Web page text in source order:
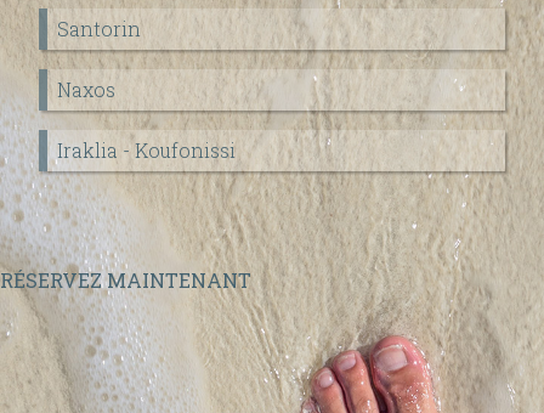
CONTACT
English |Ελληνικά
Paros2284021708 | Naxos 2285024131
Santorin
Naxos
Iraklia - Koufonissi
RÉSERVEZ MAINTENANT